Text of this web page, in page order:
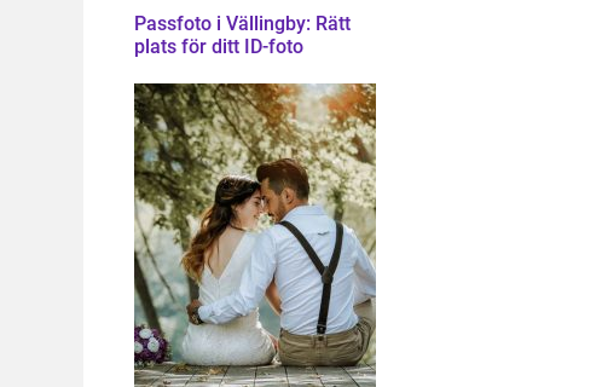
Passfoto i Vällingby: Rätt
plats för ditt ID-foto